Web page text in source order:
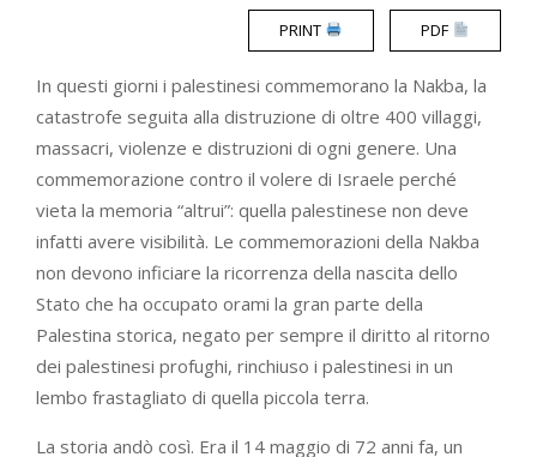
PRINT PDF
In questi giorni i palestinesi commemorano la Nakba, la
catastrofe seguita alla distruzione di oltre 400 villaggi,
massacri, violenze e distruzioni di ogni genere. Una
commemorazione contro il volere di Israele perché
vieta la memoria “altrui”: quella palestinese non deve
infatti avere visibilità. Le commemorazioni della Nakba
non devono inficiare la ricorrenza della nascita dello
Stato che ha occupato orami la gran parte della
Palestina storica, negato per sempre il diritto al ritorno
dei palestinesi profughi, rinchiuso i palestinesi in un
lembo frastagliato di quella piccola terra.
La storia andò così. Era il 14 maggio di 72 anni fa, un